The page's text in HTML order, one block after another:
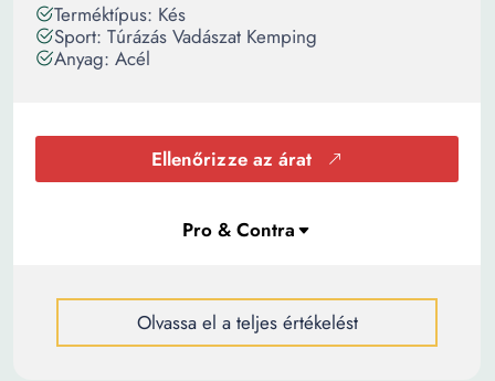
Terméktípus: Kés
Sport: Túrázás Vadászat Kemping
Anyag: Acél
Ellenőrizze az árat
Olvassa el a teljes értékelést